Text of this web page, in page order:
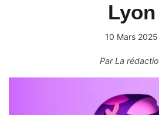
Lyon
10 Mars 2025
ParLa